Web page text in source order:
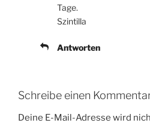
Tage.
Szintilla
Antworten
Schreibe einen
Deine E-Mail-Adresse wird